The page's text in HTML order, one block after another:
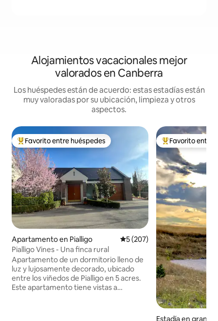
Alojamientos vacacionales mejor
valorados en Canberra
Los huéspedes están de acuerdo: estas estadías están
muy valoradas por su ubicación, limpieza y otros
aspectos.
Favorito entre huéspedes preferido
Favorito entre huéspedes
Apartamento en Pialligo Calificación promedio: 5 de
5 (207)
Pialligo Vines - Una finca rural
Apartamento de un dormitorio lleno de
luz y lujosamente decorado, ubicado
entre los viñedos de Pialligo en 5 acres.
Este apartamento tiene vistas a
Favorito entre
Favorito entre
Estadía en granja